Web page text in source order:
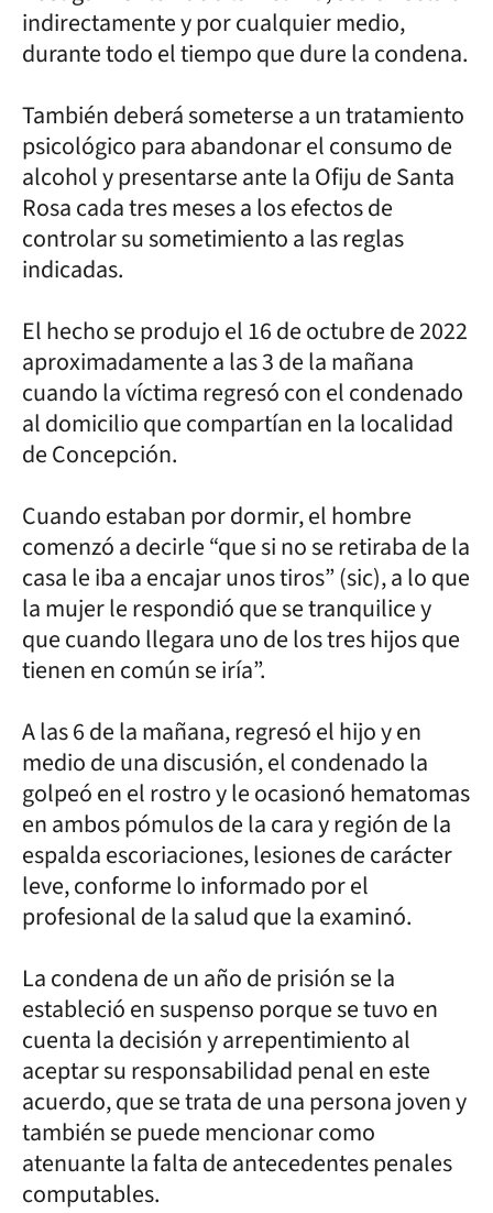
indirectamente y por cualquier medio,
durante todo el tiempo que dure la condena.
También deberá someterse a un tratamiento
psicológico para abandonar el consumo de
alcohol y presentarse ante la Ofiju de Santa
Rosa cada tres meses a los efectos de
controlar su sometimiento a las reglas
indicadas.
El hecho se produjo el 16 de octubre de 2022
aproximadamente a las 3 de la mañana
cuando la víctima regresó con el condenado
al domicilio que compartían en la localidad
de Concepción.
Cuando estaban por dormir, el hombre
comenzó a decirle “que si no se retiraba de la
casa le iba a encajar unos tiros” (sic), a lo que
la mujer le respondió que se tranquilice y
que cuando llegara uno de los tres hijos que
tienen en común se iría”.
A las 6 de la mañana, regresó el hijo y en
medio de una discusión, el condenado la
golpeó en el rostro y le ocasionó hematomas
en ambos pómulos de la cara y región de la
espalda escoriaciones, lesiones de carácter
leve, conforme lo informado por el
profesional de la salud que la examinó.
La condena de un año de prisión se la
estableció en suspenso porque se tuvo en
cuenta la decisión y arrepentimiento al
aceptar su responsabilidad penal en este
acuerdo, que se trata de una persona joven y
también se puede mencionar como
atenuante la falta de antecedentes penales
computables.